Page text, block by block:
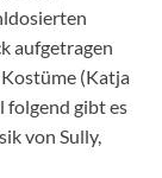
aufgetragen
(Katja
folgend gibt es
von Sully,